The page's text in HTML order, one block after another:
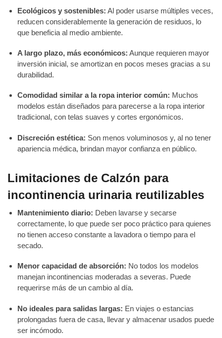
Ecológicos y sostenibles: Al poder usarse múltiples veces,
reducen considerablemente la generación de residuos, lo
que beneficia al medio ambiente.
A largo plazo, más económicos: Aunque requieren mayor
inversión inicial, se amortizan en pocos meses gracias a su
durabilidad.
Comodidad similar a la ropa interior común: Muchos
modelos están diseñados para parecerse a la ropa interior
tradicional, con telas suaves y cortes ergonómicos.
Discreción estética: Son menos voluminosos y, al no tener
apariencia médica, brindan mayor confianza en público.
Limitaciones de Calzón para
incontinencia urinaria reutilizables
Mantenimiento diario: Deben lavarse y secarse
correctamente, lo que puede ser poco práctico para quienes
no tienen acceso constante a lavadora o tiempo para el
secado.
Menor capacidad de absorción: No todos los modelos
manejan incontinencias moderadas a severas. Puede
requerirse más de un cambio al día.
No ideales para salidas largas: En viajes o estancias
prolongadas fuera de casa, llevar y almacenar usados puede
ser incómodo.